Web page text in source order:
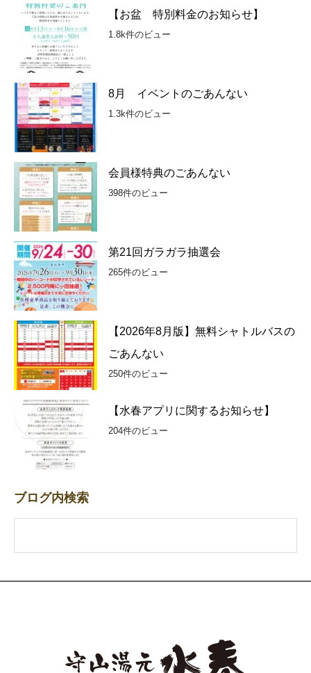
【お盆 特別料金のお知らせ】
1.8k件のビュー
8月 イベントのごあんない
1.3k件のビュー
会員様特典のごあんない
398件のビュー
第21回ガラガラ抽選会
265件のビュー
【2026年8月版】無料シャトルバスの
ごあんない
250件のビュー
【水春アプリに関するお知らせ】
204件のビュー
ブログ内検索